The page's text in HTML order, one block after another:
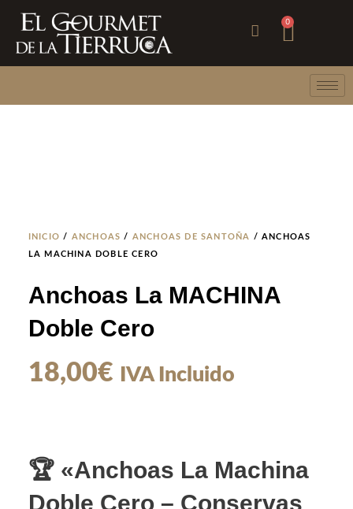
contenido
0
INICIO / ANCHOAS / ANCHOAS DE SANTOÑA
/ ANCHOAS
LA MACHINA DOBLE CERO
Anchoas La MACHINA
Doble Cero
18,00€ IVA Incluido
🏆 «Anchoas La Machina
Doble Cero – Conservas